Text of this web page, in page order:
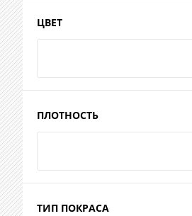
ЦВЕТ
ПЛОТНОСТЬ
ТИП ПОКРАСА